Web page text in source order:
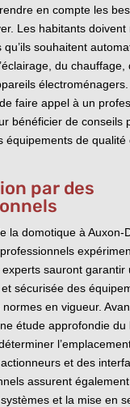
en compte les
Les habitants doivent
qu’ils souhaitent
du
faire appel à un
bénéficier de conseils
équipements de qualité
par des
la domotique à Auxon-
sauront garantir
sécurisée des
en vigueur.
étude approfondie
et des
assurent
et la mise en